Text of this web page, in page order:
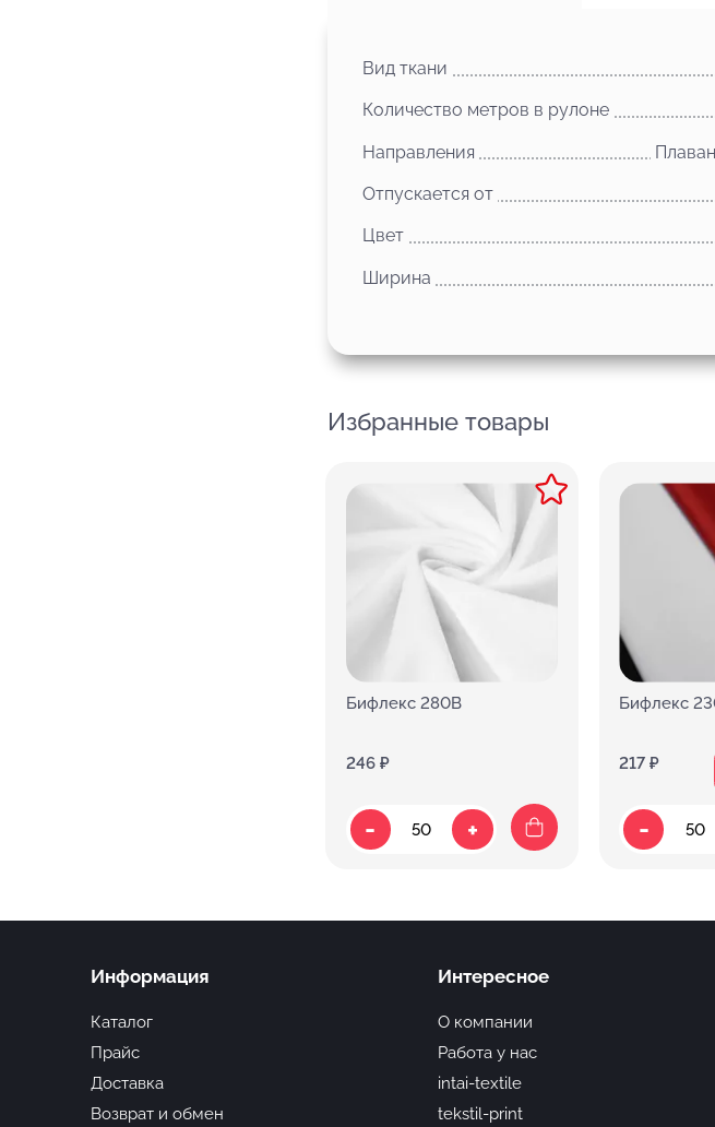
Вид ткани
Количество метров в рулоне
Направления
Отпускается от
Цвет
Ширина
Избранные товары
Бифлекс 280В
246 ₽
- +
Бифлекс
217 ₽
-
Информация
Каталог
Прайс
Доставка
Возврат и обмен
Интересное
О компании
Работа у нас
intai-textile
tekstil-print